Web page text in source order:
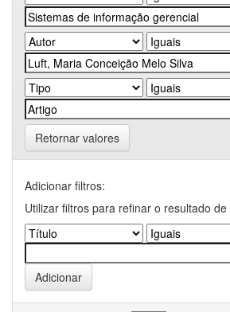
Retornar valores
Adicionar filtros:
Utilizar filtros para refinar o resultado de